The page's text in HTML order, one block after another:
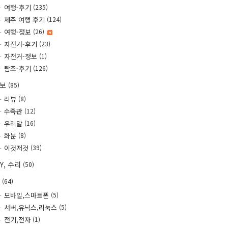
여행-후기 (235)
제주 여행 후기 (124)
여행-정보 (26)
자전거-후기 (23)
자전거-정보 (1)
탐조-후기 (126)
(85)
리뷰 (8)
수족관 (12)
우리말 (16)
화분 (8)
이것저것 (39)
수리 (50)
(64)
모바일,스마트폰 (5)
서버,유닉스,리눅스 (5)
전기,전자 (1)